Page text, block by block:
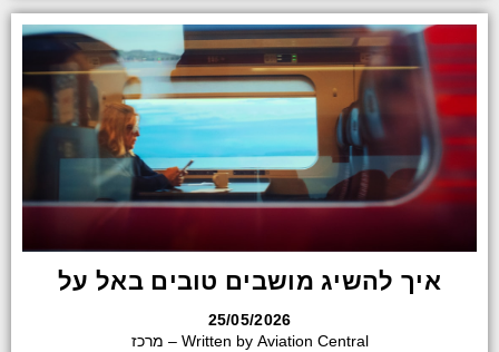
איך להשיג מושבים טובים באל על
25/05/2026
Written by Aviation Central – מרכז